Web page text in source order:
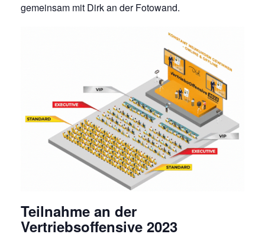
gemeinsam mit Dirk an der Fotowand.
Teilnahme an der
Vertriebsoffensive 2023